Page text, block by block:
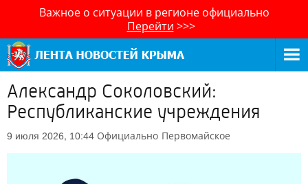
Важное о ситуации в регионе официально
Перейти >>>
Александр Соколовский:
Республиканские учреждения
9 июля 2026, 10:44 Официально Первомайское